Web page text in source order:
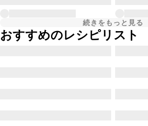
続きをもっと見る
おすすめのレシピリスト